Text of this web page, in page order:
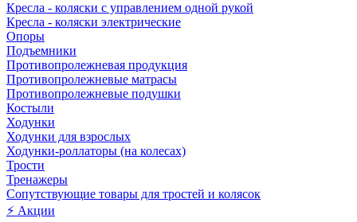
Кресла - коляски с управлением одной рукой
Кресла - коляски электрические
Опоры
Подъемники
Противопролежневая продукция
Противопролежневые матрасы
Противопролежневые подушки
Костыли
Ходунки
Ходунки для взрослых
Ходунки-роллаторы (на колесах)
Трости
Тренажеры
Сопутствующие товары для тростей и колясок
⚡ Акции